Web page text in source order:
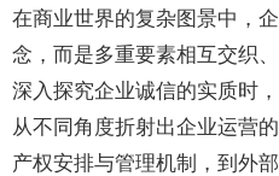
在商业世界的复杂图景中，
念，而是多重要素相互交织
深入探究企业诚信的实质时
从不同角度折射出企业运营
产权安排与管理机制，到外